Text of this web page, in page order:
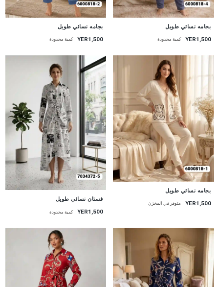
بجامه نسائي طويل
YER1,500 كمية محدودة
بجامه نسائي طويل
YER1,500 كمية محدودة
بجامه نسائي طويل
YER1,500 متوفر في المخزن
جديد
فستان نسائي طويل
YER1,500 كمية محدودة